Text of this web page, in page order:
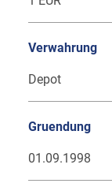
Verwahrung
Depot
Gruendung
01.09.1998